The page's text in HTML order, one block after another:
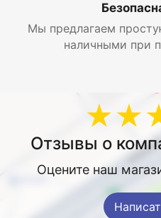
Мы предлагаем
наличными при
Отзывы о
Оцените наш